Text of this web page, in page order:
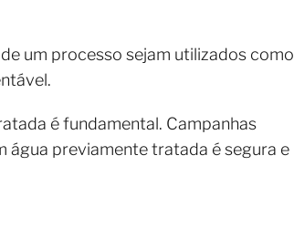
um processo sejam utilizados como
é fundamental. Campanhas
água previamente tratada é segura e